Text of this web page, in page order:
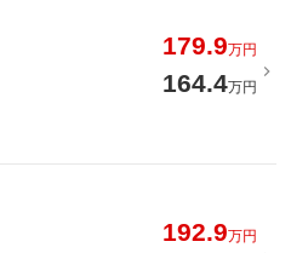
179.9万円
164.4万円
192.9万円